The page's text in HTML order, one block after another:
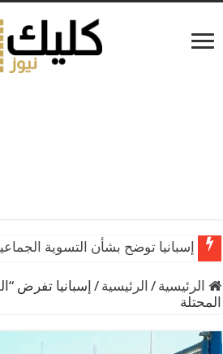
إسبانيا توضح بشأن التسوية
الرئيسية / الرئيسية / إسبانيا تفرض
المحتلة